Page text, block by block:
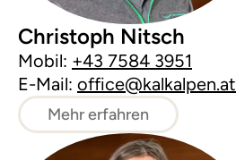
Christoph Nitsch
Mobil: +43 7584 3951
E-Mail: office@kalkalpen.at
Mehr erfahren